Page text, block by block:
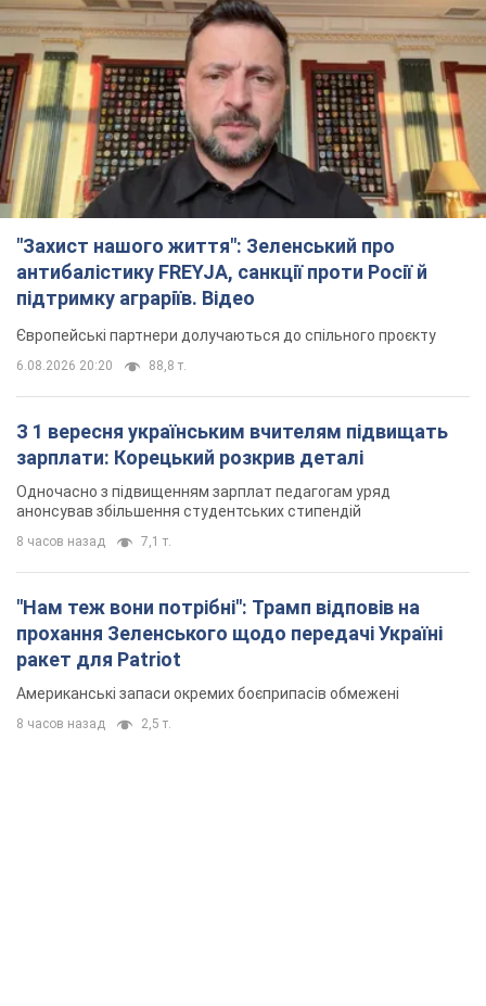
"Захист нашого життя": Зеленський про
антибалістику FREYJA, санкції проти Росії й
підтримку аграріїв. Відео
Європейські партнери долучаються до спільного проєкту
6.08.2026 20:20 88,8 т.
З 1 вересня українським вчителям підвищать
зарплати: Корецький розкрив деталі
Одночасно з підвищенням зарплат педагогам уряд
анонсував збільшення студентських стипендій
8 часов назад 7,1 т.
"Нам теж вони потрібні": Трамп відповів на
прохання Зеленського щодо передачі Україні
ракет для Patriot
Американські запаси окремих боєприпасів обмежені
8 часов назад 2,5 т.